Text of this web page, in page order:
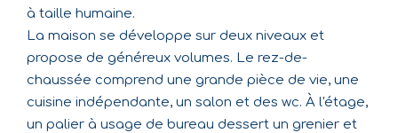
à taille humaine.
La maison se développe sur deux niveaux et
propose de généreux volumes. Le rez-de-
chaussée comprend une grande pièce de vie, une
cuisine indépendante, un salon et des wc. À l'étage,
un palier à usage de bureau dessert un grenier et